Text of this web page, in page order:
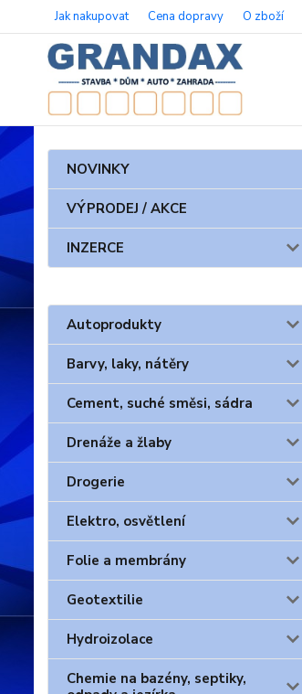
Jak nakupovat Cena dopravy O zboží
NOVINKY
VÝPRODEJ / AKCE
INZERCE
Autoprodukty
Barvy, laky, nátěry
Cement, suché směsi, sádra
Drenáže a žlaby
Drogerie
Elektro, osvětlení
Folie a membrány
Geotextilie
Hydroizolace
Chemie na bazény, septiky,